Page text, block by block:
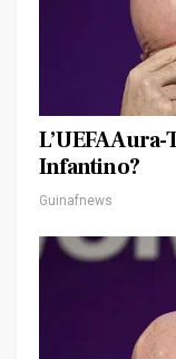
L’UEFA
Infantino?
Guinafnews